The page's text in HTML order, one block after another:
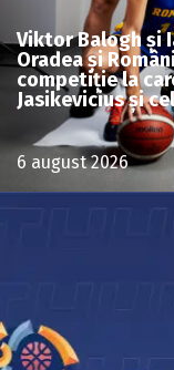
Viktor Balogh și
Oradea și
competiție la
Jasikevicius și
6 august 2026